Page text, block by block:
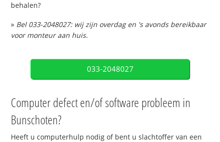
behalen?
» Bel 033-2048027: wij zijn overdag en 's avonds bereikbaar
voor monteur aan huis.
033-2048027
Computer defect en/of software probleem in
Bunschoten?
Heeft u computerhulp nodig of bent u slachtoffer van een